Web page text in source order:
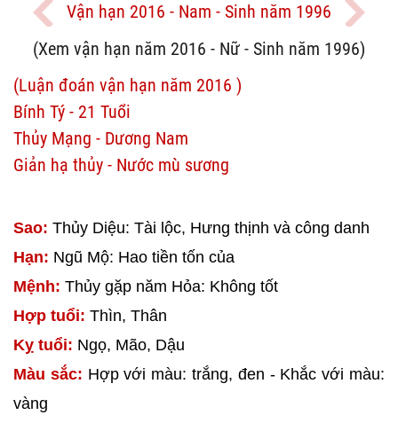
Vận hạn 2016 - Nam - Sinh năm 1996
(Xem vận hạn năm 2016 - Nữ - Sinh năm 1996)
(Luận đoán vận hạn năm 2016 )
Bính Tý - 21 Tuổi
Thủy Mạng - Dương Nam
Giản hạ thủy - Nước mù sương
Sao: Thủy Diệu: Tài lộc, Hưng thịnh và công danh
Hạn: Ngũ Mộ: Hao tiền tốn của
Mệnh: Thủy gặp năm Hỏa: Không tốt
Hợp tuổi: Thìn, Thân
Kỵ tuổi: Ngọ, Mão, Dậu
Màu sắc: Hợp với màu: trắng, đen - Khắc với màu:
vàng